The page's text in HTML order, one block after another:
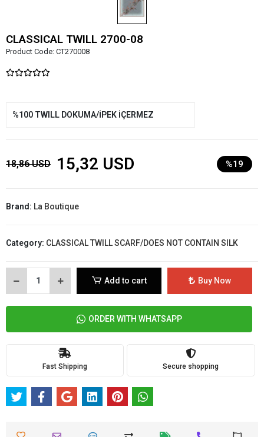
CLASSICAL TWILL 2700-08
Product Code: CT270008
%100 TWILL DOKUMA/İPEK İÇERMEZ
18,86 USD 15,32 USD %19
Brand: La Boutique
Category: CLASSICAL TWILL SCARF/DOES NOT CONTAIN SILK
Add to cart Buy Now
ORDER WITH WHATSAPP
Fast Shipping Secure shopping